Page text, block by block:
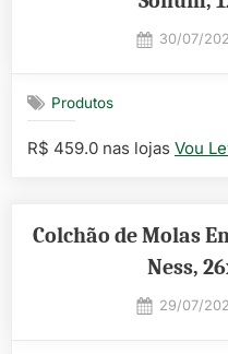
Posted
30/07/
Produtos
R$ 459.0 nas lojas Vou
Colchão de Molas
Ness,
Posted
29/07/